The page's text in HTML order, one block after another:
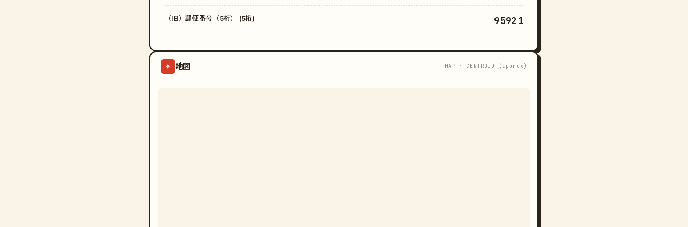
（旧）郵便番号（5桁） (5桁) 95921
⌖ 地図 MAP · CENTROID (approx)